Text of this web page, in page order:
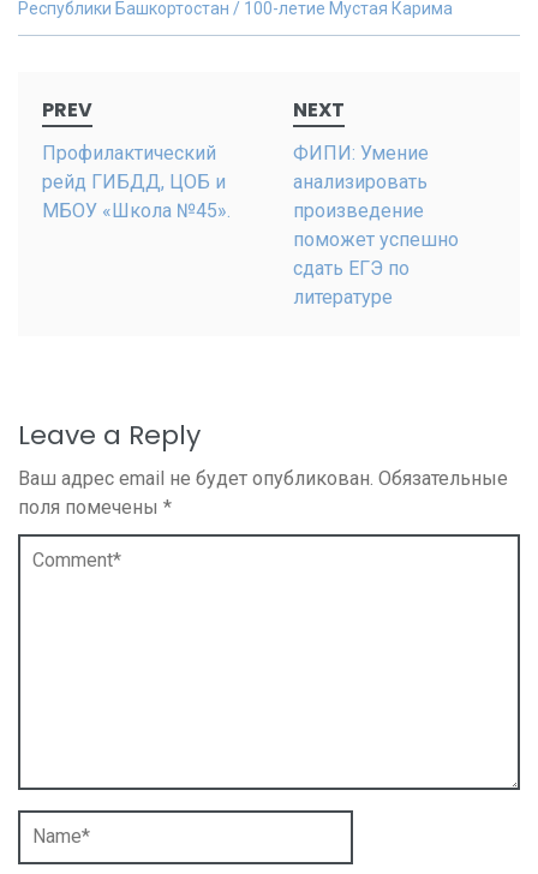
Республики Башкортостан / 100-летие Мустая Карима
navigation
PREV
Профилактический
рейд ГИБДД, ЦОБ и
МБОУ «Школа №45».
NEXT
ФИПИ: Умение
анализировать
произведение
поможет успешно
сдать ЕГЭ по
литературе
Leave a Reply
Ваш адрес email не будет опубликован. Обязательные
поля помечены *